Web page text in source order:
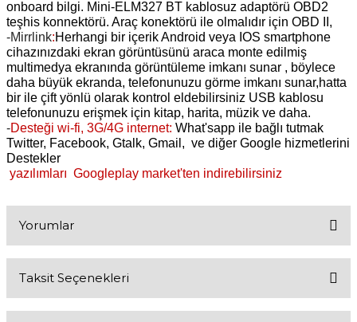
onboard bilgi. Mini-ELM327 BT kablosuz adaptörü OBD2
teşhis konnektörü. Araç konektörü ile olmalıdır için OBD II,
-Mirrlink:Herhangi bir içerik Android veya IOS smartphone
cihazınızdaki ekran görüntüsünü araca monte edilmiş
multimedya ekranında görüntüleme imkanı sunar , böylece
daha büyük ekranda, telefonunuzu görme imkanı sunar,hatta
bir ile çift yönlü olarak kontrol eldebilirsiniz USB kablosu
telefonunuzu erişmek için kitap, harita, müzik ve daha.
-Desteği wi-fi, 3G/4G internet: What'sapp ile bağlı tutmak
Twitter, Facebook, Gtalk, Gmail, ve diğer Google hizmetlerini
Destekler
yazılımları Googleplay market'ten indirebilirsiniz
Yorumlar
Taksit Seçenekleri